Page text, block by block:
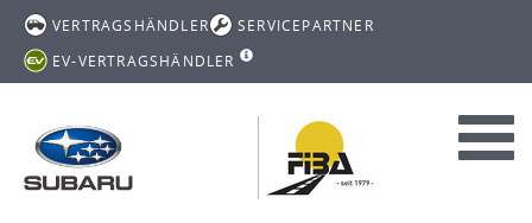
VERTRAGSHÄNDLER
SERVICEPARTNER
EV-VERTRAGSHÄNDLER